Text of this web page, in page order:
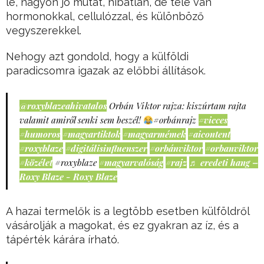
hormonokkal, cellulózzal, és különböző
vegyszerekkel.
Nehogy azt gondold, hogy a külföldi
paradicsomra igazak az előbbi állítások.
@roxyblazeahivatalos Orbán Viktor rajza: kiszúrtam rajta
valamit amiről senki sem beszél!
#orbánrajz #vicces
#humoros #magyartiktok #magyarmémek #aicontent
#roxyblaze #digitálisinfluenszer #orbánviktor #orbanviktor
#közélet #roxyblaze #magyarvalóság #rajz ♬ eredeti hang –
Roxy Blaze - Roxy Blaze
A hazai termelők is a legtöbb esetben külföldről
vásárolják a magokat, és ez gyakran az íz, és a
tápérték kárára írható.